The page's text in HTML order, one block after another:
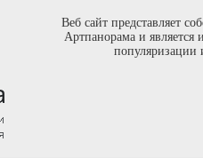
Веб сайт представляет
Артпанорама и
популяризации